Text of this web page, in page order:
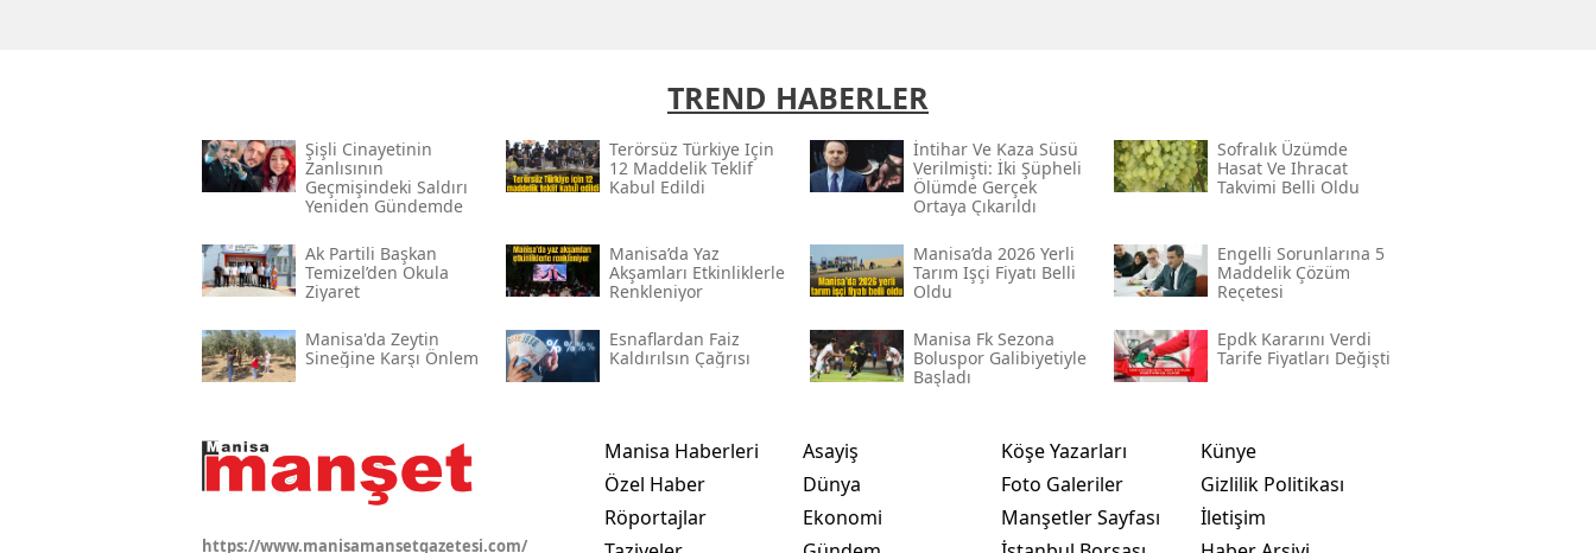
TREND HABERLER
Şişli Cinayetinin
Zanlısının
Geçmişindeki Saldırı
Yeniden Gündemde
Terörsüz Türkiye Için
12 Maddelik Teklif
Kabul Edildi
İntihar Ve Kaza Süsü
Verilmişti: İki Şüpheli
Ölümde Gerçek
Ortaya Çıkarıldı
Sofralık Üzümde
Hasat Ve Ihracat
Takvimi Belli Oldu
Ak Partili Başkan
Temizel’den Okula
Ziyaret
Manisa’da Yaz
Akşamları Etkinliklerle
Renkleniyor
Manisa’da 2026 Yerli
Tarım Işçi Fiyatı Belli
Oldu
Engelli Sorunlarına 5
Maddelik Çözüm
Reçetesi
Manisa'da Zeytin
Sineğine Karşı Önlem
Esnaflardan Faiz
Kaldırılsın Çağrısı
Manisa Fk Sezona
Boluspor Galibiyetiyle
Başladı
Epdk Kararını Verdi
Tarife Fiyatları Değişti
https://www.manisamansetgazetesi.com/
Manisa Haberleri
Özel Haber
Röportajlar
Asayiş
Dünya
Ekonomi
Köşe Yazarları
Foto Galeriler
Manşetler Sayfası
Künye
Gizlilik Politikası
İletişim